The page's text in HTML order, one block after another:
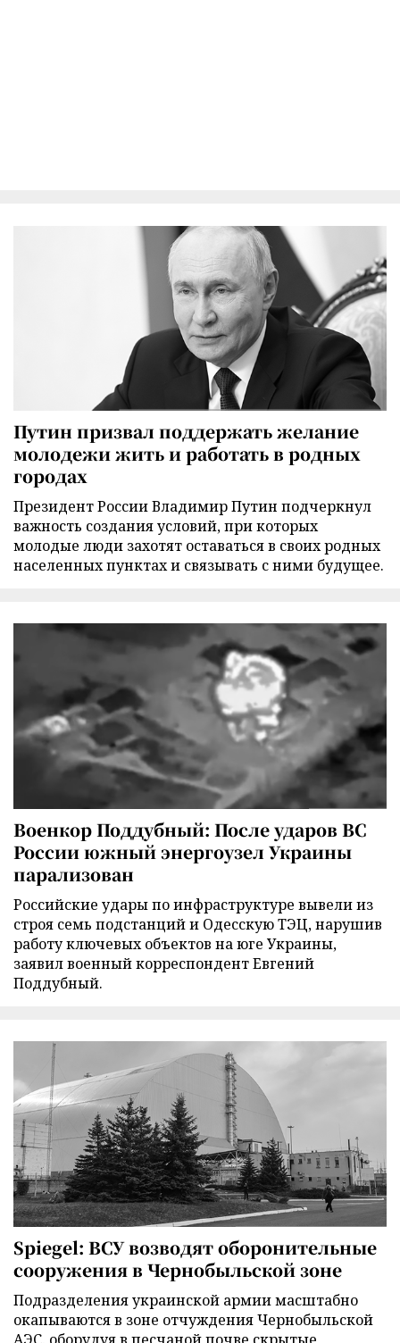
Путин призвал поддержать желание
молодежи жить и работать в родных
городах
Президент России Владимир Путин подчеркнул
важность создания условий, при которых
молодые люди захотят оставаться в своих родных
населенных пунктах и связывать с ними будущее.
Военкор Поддубный: После ударов ВС
России южный энергоузел Украины
парализован
Российские удары по инфраструктуре вывели из
строя семь подстанций и Одесскую ТЭЦ, нарушив
работу ключевых объектов на юге Украины,
заявил военный корреспондент Евгений
Поддубный.
Spiegel: ВСУ возводят оборонительные
сооружения в Чернобыльской зоне
Подразделения украинской армии масштабно
окапываются в зоне отчуждения Чернобыльской
АЭС, оборудуя в песчаной почве скрытые